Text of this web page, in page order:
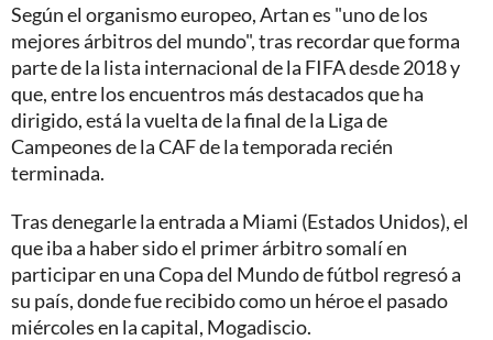
Según el organismo europeo, Artan es "uno de los
mejores árbitros del mundo", tras recordar que forma
parte de la lista internacional de la FIFA desde 2018 y
que, entre los encuentros más destacados que ha
dirigido, está la vuelta de la final de la Liga de
Campeones de la CAF de la temporada recién
terminada.
Tras denegarle la entrada a Miami (Estados Unidos), el
que iba a haber sido el primer árbitro somalí en
participar en una Copa del Mundo de fútbol regresó a
su país, donde fue recibido como un héroe el pasado
miércoles en la capital, Mogadiscio.